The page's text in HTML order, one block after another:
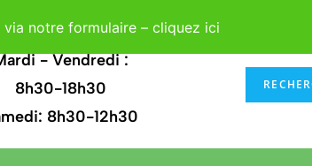
notre formulaire – cliquez ici
: 8h - 18h30
- Vendredi :
8h30-18h30
8h30-12h30